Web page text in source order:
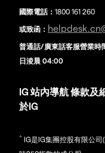
國際電話： 1800 161 260
或致函：
普通話/廣東話客服營業時
日淩晨 04:00
IG 站內導航條款及
於IG
^ IG是IG集團控股有限公